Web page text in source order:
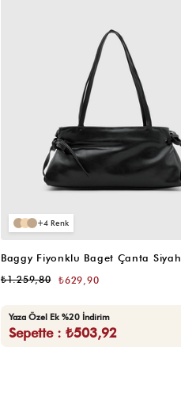
4
Baggy Fiyonklu Baget Çanta Siyah
₺629,90
₺1.259,80
Yaza Özel Ek %20 İndirim
Sepette : ₺503,92